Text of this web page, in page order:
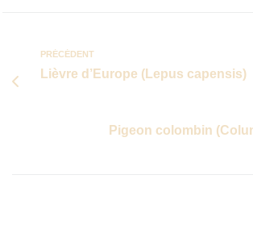
PRÉCÉDENT
Lièvre d’Europe (Lepus capensis)
Pigeon colombin